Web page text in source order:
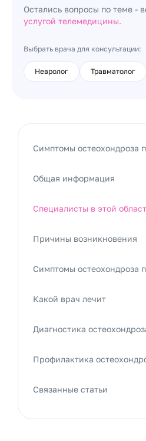
Остались вопросы по теме -
услугой телемедицины.
Выбрать врача для консультации:
Невролог Травматолог
Симптомы остеохондроза
Общая информация
Специалисты в этой
Причины возникновения
Симптомы остеохондроза
Какой врач лечит
Диагностика
Профилактика
Связанные статьи